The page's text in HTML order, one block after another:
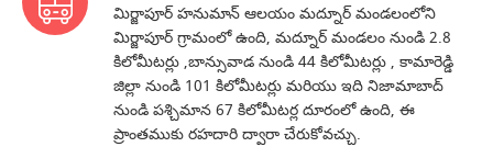
మిర్జాపూర్ హనుమాన్ ఆలయం మద్నూర్ మండలంలోని
మిర్జాపూర్ గ్రామంలో ఉంది, మద్నూర్ మండలం నుండి 2.8
కిలోమీటర్లు ,బాన్సువాడ నుండి 44 కిలోమీటర్లు , కామారెడ్డి
జిల్లా నుండి 101 కిలోమీటర్లు మరియు ఇది నిజామాబాద్
నుండి పశ్చిమాన 67 కిలోమీటర్ల దూరంలో ఉంది, ఈ
ప్రాంతముకు రహదారి ద్వారా చేరుకోవచ్చు.